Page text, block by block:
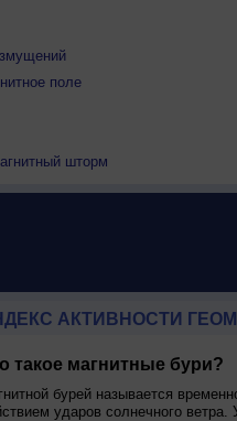
поле
шторм
АКТИВНОСТИ
такое магнитные бури?
бурей называется
ударов солнечного ветра.